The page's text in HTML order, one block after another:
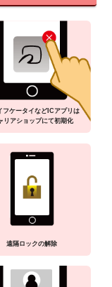
フケータイなどICアプリは
リアショップにて初期化
遠隔ロックの解除